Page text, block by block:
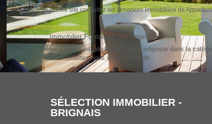
Sur notre site consultez les annonces immobilière de
Immobilier Fontaines Sur Saone
Nous n'avons pas de biens à vous proposer dans la
Transmettez-nous votre demande
SÉLECTION IMMOBILIER -
BRIGNAIS